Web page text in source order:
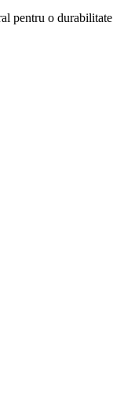
pentru o durabilitate